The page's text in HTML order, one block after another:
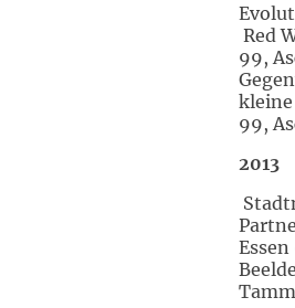
Red
99,
99,
2013